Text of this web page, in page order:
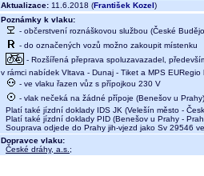
Aktualizace: 11.6.2018 (František Kozel)
Poznámky k vlaku:
- občerstvení roznáškovou službou (České
- do označených vozů možno zakoupit místenku
- Rozšířená přeprava spoluzavazadel,
v rámci nabídek Vltava - Dunaj - Tiket a MPS
- ve vlaku řazen vůz s přípojkou 230 V
- vlak nečeká na žádné přípoje (Benešov u Prahy)
Platí také jízdní doklady IDS JK (Velešín město -
Platí také jízdní doklady PID (Benešov u Prahy -
Souprava odjede do Prahy jih-vjezd jako Sv 29546
Dopravce vlaku:
České dráhy, a.s. ;